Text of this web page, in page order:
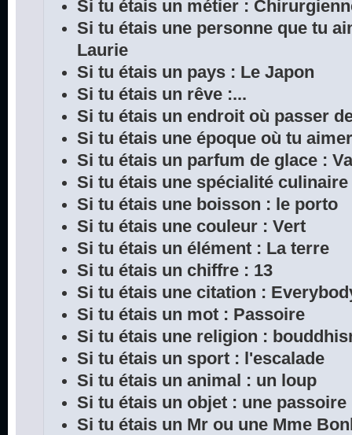
Si tu étais un métier :
Si tu étais une personne que tu
Laurie
Si tu étais un pays : Le Japon
Si tu étais un rêve :...
Si tu étais un endroit où passer
Si tu étais une époque où tu
Si tu étais un parfum de glace :
Si tu étais une spécialité
Si tu étais une boisson : le porto
Si tu étais une couleur : Vert
Si tu étais un élément : La terre
Si tu étais un chiffre : 13
Si tu étais une citation :
Si tu étais un mot : Passoire
Si tu étais une religion :
Si tu étais un sport : l'escalade
Si tu étais un animal : un loup
Si tu étais un objet : une passoire
Si tu étais un Mr ou une Mme